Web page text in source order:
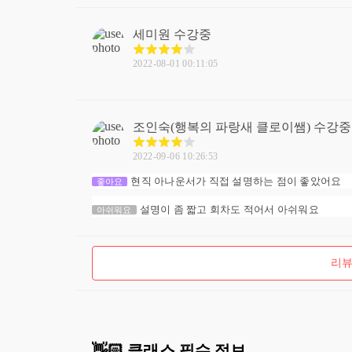
세미원 수강중
2022-08-01 00:11:05
조인숙(행복의 파랑새 클로이쌤) 수강중
2022-09-06 10:26:53
좋아요 현직 아나운서가 직접 설명하는 점이 좋았어요
아쉬워요 설명이 좀 짧고 회차도 적어서 아쉬워요
리